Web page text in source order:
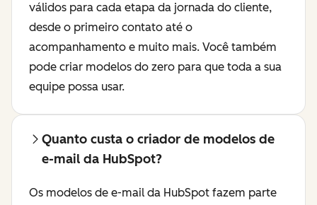
válidos para cada etapa da jornada do cliente,
desde o primeiro contato até o
acompanhamento e muito mais. Você também
pode criar modelos do zero para que toda a sua
equipe possa usar.
Quanto custa o criador de modelos de
e-mail da HubSpot?
Os modelos de e-mail da HubSpot fazem parte